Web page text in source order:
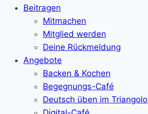
Beitragen
Mitmachen
Mitglied werden
Deine Rückmeldung
Angebote
Backen & Kochen
Begegnungs-Café
Deutsch üben im Triangolo